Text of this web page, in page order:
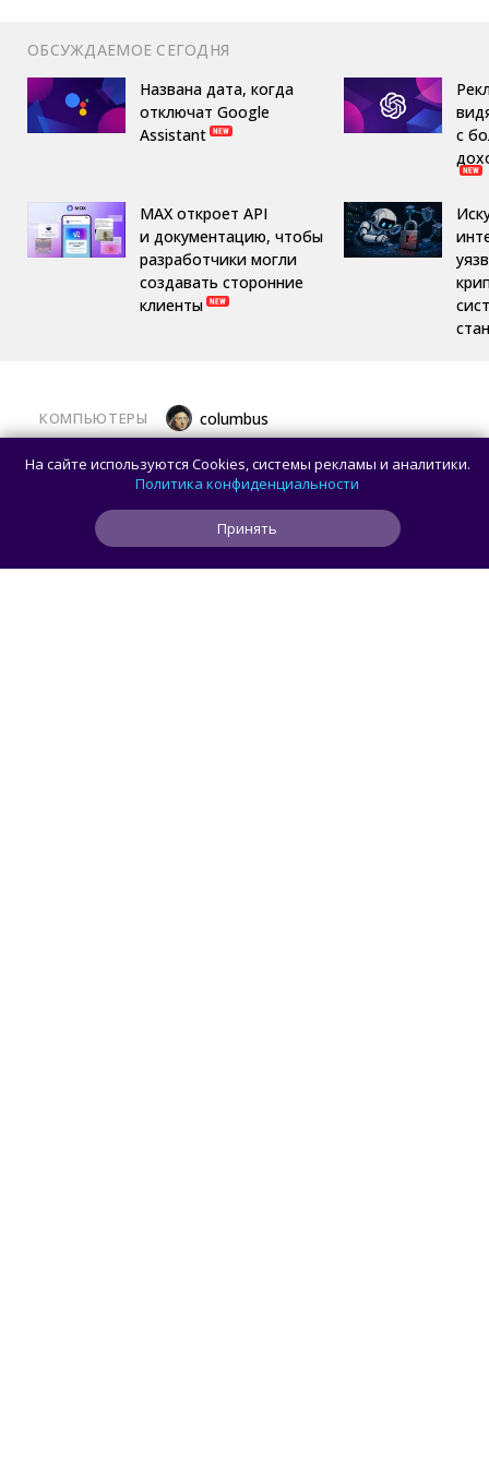
ОБСУЖДАЕМОЕ СЕГОДНЯ
Названа дата, когда
отключат Google
Assistant
MAX откроет API
и документацию, чтобы
разработчики могли
создавать сторонние
клиенты
с
КОМПЬЮТЕРЫ columbus
лучшие игровые сборки от 59 100 рублей
На сайте используются Cookies, системы рекламы и аналитики.
Политика конфиденциальности
Принять